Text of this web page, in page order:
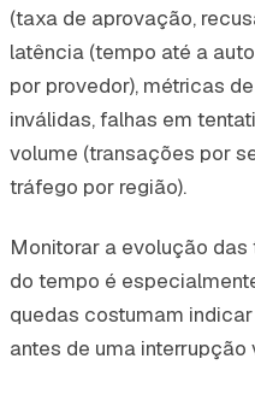
(taxa de aprovação,
latência (tempo até a
por provedor), métricas
inválidas, falhas em
volume (transações por
tráfego por região).
Monitorar a evolução
do tempo é
quedas costumam
antes de uma interrupção